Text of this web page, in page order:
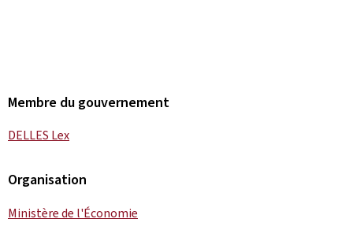
Membre du gouvernement
DELLES Lex
Organisation
Ministère de l'Économie